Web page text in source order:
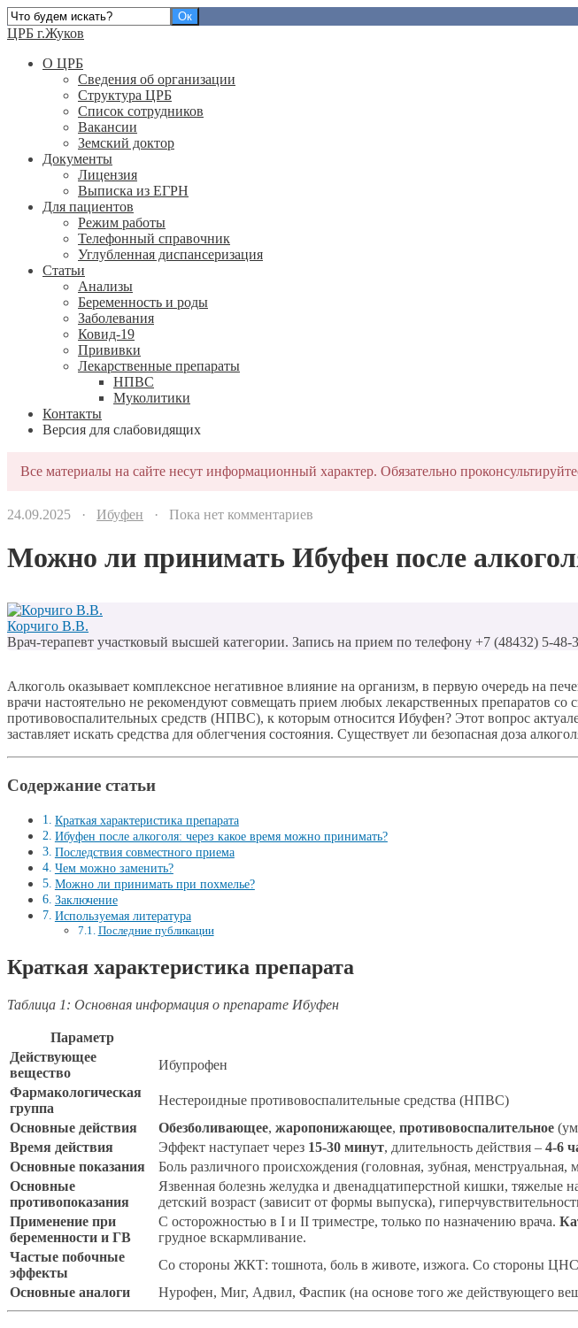
ЦРБ г.Жуков
О ЦРБ
Сведения об организации
Структура ЦРБ
Список сотрудников
Вакансии
Земский доктор
Документы
Лицензия
Выписка из ЕГРН
Для пациентов
Режим работы
Телефонный справочник
Углубленная диспансеризация
Статьи
Анализы
Беременность и роды
Заболевания
Ковид-19
Прививки
Лекарственные препараты
НПВС
Муколитики
Контакты
Версия для слабовидящих
Все материалы на сайте несут информационный характер. Обязательно
24.09.2025 · Ибуфен · Пока нет комментариев
Можно ли принимать Ибуфен после
Корчиго В.В.
Врач-терапевт участковый высшей категории. Запись на прием по телефону +7 (48432) 5-48-
Алкоголь оказывает комплексное негативное влияние на организм, в первую очередь
врачи настоятельно не рекомендуют совмещать прием любых лекарственных препаратов
противовоспалительных средств (НПВС), к которым относится Ибуфен? Этот вопрос
заставляет искать средства для облегчения состояния. Существует ли безопасная доза
Содержание статьи
Краткая характеристика препарата
Ибуфен после алкоголя: через какое время можно принимать?
Последствия совместного приема
Чем можно заменить?
Можно ли принимать при похмелье?
Заключение
Используемая литература
Последние публикации
Краткая характеристика препарата
Таблица 1: Основная информация о препарате Ибуфен
Параметр
Действующее
вещество
Ибупрофен
Фармакологическая
группа
Нестероидные противовоспалительные средства (НПВС)
Основные действия
Обезболивающее, жаропонижающее, противовоспалительное
Время действия
Эффект наступает через 15-30 минут, длительность действия – 4-6
Основные показания
Боль различного происхождения (головная, зубная,
Основные
противопоказания
Язвенная болезнь желудка и двенадцатиперстной кишки, тяжелые
детский возраст (зависит от формы выпуска),
Применение при
беременности и ГВ
С осторожностью в I и II триместре, только по назначению врача.
грудное вскармливание.
Частые побочные
эффекты
Со стороны ЖКТ: тошнота, боль в животе, изжога. Со стороны
Основные аналоги
Нурофен, Миг, Адвил, Фаспик (на основе того же действующего